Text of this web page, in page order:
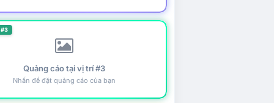
Quảng cáo tại vị trí #3
Nhấn để đặt quảng cáo của bạn